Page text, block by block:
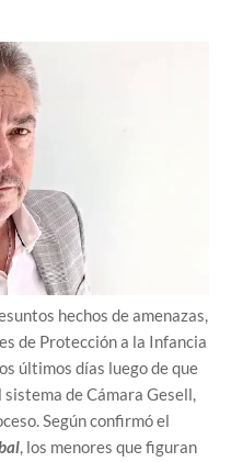
hechos de amenazas,
de Protección a la Infancia
últimos días luego de que
de Cámara Gesell,
Según confirmó el
, los menores que figuran